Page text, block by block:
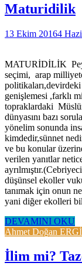
Maturidilik
13 Ekim 20164
MATURİDİLİK
seçimi, arap
genişlemesi ,farklı
topraklardaki
dünyasını bazı
yönelim sonunda
kimdedir,sünnet
ve bu konular
verilen yanıtlar
düşünsel ekoller
tanımak için onun
yani diğer ekolleri
DEVAMINI OKU
Ahmet Doğan
İlim mi?